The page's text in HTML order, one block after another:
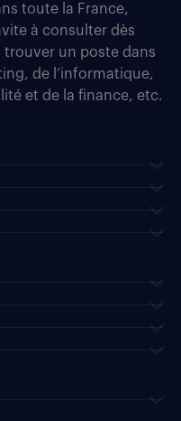
toute la France,
à consulter dès
trouver un poste dans
de l’informatique,
et de la finance, etc.